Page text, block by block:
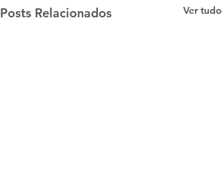
Posts Relacionados Ver tudo